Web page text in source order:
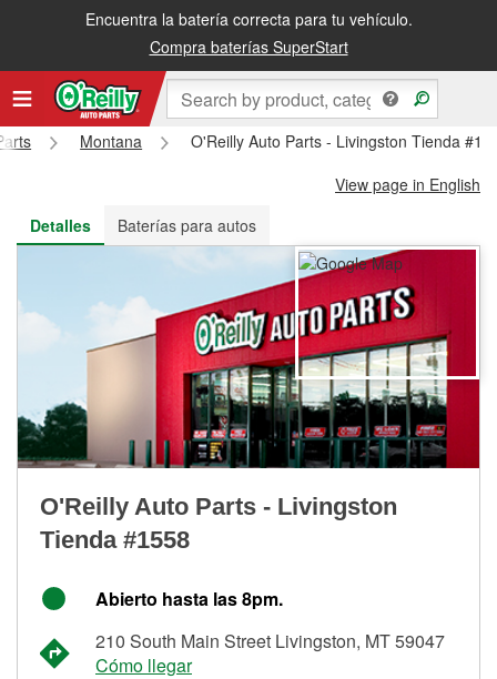
Encuentra la batería correcta para tu vehículo.
Compra baterías SuperStart
Recibe tu orden gratis al día siguiente o recógela en la tienda
Montana
O'Reilly Auto Parts - Livingston Tienda
View page in English
Detalles
Baterías para autos
O'Reilly Auto Parts - Livingston
Tienda #1558
Abierto hasta las 8pm.
210 South Main Street Livingston, MT 59047
Cómo llegar